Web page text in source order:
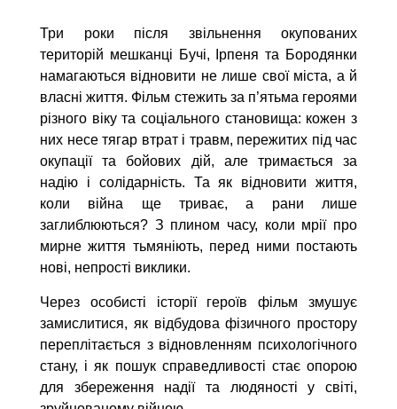
Три роки після звільнення окупованих
територій мешканці Бучі, Ірпеня та Бородянки
намагаються відновити не лише свої міста, а й
власні життя. Фільм стежить за п’ятьма героями
різного віку та соціального становища: кожен з
них несе тягар втрат і травм, пережитих під час
окупації та бойових дій, але тримається за
надію і солідарність. Та як відновити життя,
коли війна ще триває, а рани лише
заглиблюються? З плином часу, коли мрії про
мирне життя тьмяніють, перед ними постають
нові, непрості виклики.
Через особисті історії героїв фільм змушує
замислитися, як відбудова фізичного простору
переплітається з відновленням психологічного
стану, і як пошук справедливості стає опорою
для збереження надії та людяності у світі,